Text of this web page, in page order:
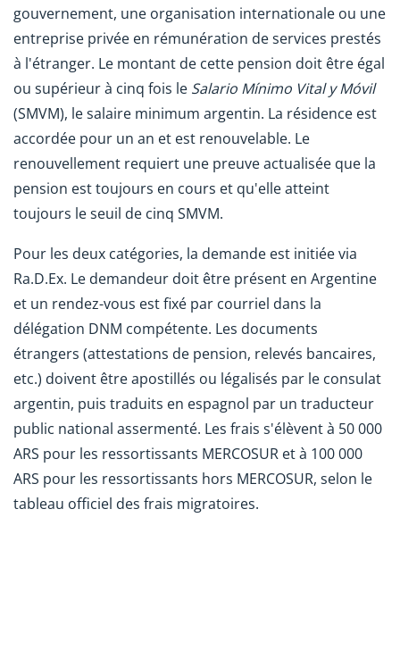
gouvernement, une organisation internationale ou une
entreprise privée en rémunération de services prestés
à l'étranger. Le montant de cette pension doit être égal
ou supérieur à cinq fois le Salario Mínimo Vital y Móvil
(SMVM), le salaire minimum argentin. La résidence est
accordée pour un an et est renouvelable. Le
renouvellement requiert une preuve actualisée que la
pension est toujours en cours et qu'elle atteint
toujours le seuil de cinq SMVM.
Pour les deux catégories, la demande est initiée via
Ra.D.Ex. Le demandeur doit être présent en Argentine
et un rendez-vous est fixé par courriel dans la
délégation DNM compétente. Les documents
étrangers (attestations de pension, relevés bancaires,
etc.) doivent être apostillés ou légalisés par le consulat
argentin, puis traduits en espagnol par un traducteur
public national assermenté. Les frais s'élèvent à 50 000
ARS pour les ressortissants MERCOSUR et à 100 000
ARS pour les ressortissants hors MERCOSUR, selon le
tableau officiel des frais migratoires.